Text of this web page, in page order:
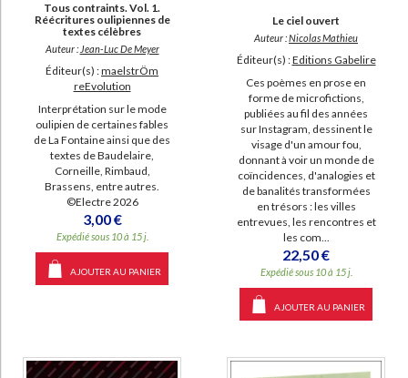
Tous contraints. Vol. 1.
Réécritures oulipiennes de
textes célèbres
Auteur : Jean-Luc De Meyer
Éditeur(s) :maelstrÖm
reEvolution
Interprétation sur le mode
oulipien de certaines fables
de La Fontaine ainsi que des
textes de Baudelaire,
Corneille, Rimbaud,
Brassens, entre autres.
©Electre 2026
3,00 €
Expédié sous 10 à 15 j.
AJOUTER AU PANIER
Le ciel ouvert
Auteur :Nicolas Mathieu
Éditeur(s) :Editions Gabelire
Ces poèmes en prose en
forme de microfictions,
publiées au fil des années
sur Instagram, dessinent le
visage d'un amour fou,
donnant à voir un monde de
coïncidences, d'analogies et
de banalités transformées
en trésors : les villes
entrevues, les rencontres et
les com...
22,50 €
Expédié sous 10 à 15 j.
AJOUTER AU PANIER